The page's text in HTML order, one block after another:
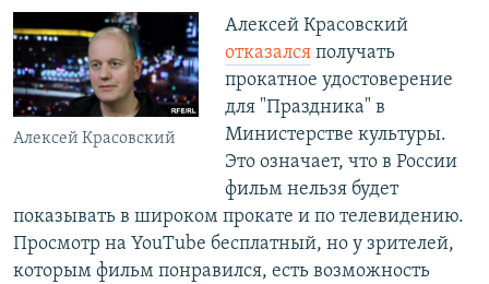
Алексей Красовский
Алексей Красовский
отказалсяполучать
прокатное удостоверение
для "Праздника" в
Министерстве культуры.
Это означает, что в России
фильм нельзя будет
показывать в широком прокате и по телевидению.
Просмотр на YouTube бесплатный, но у зрителей,
которым фильм понравился, есть возможность